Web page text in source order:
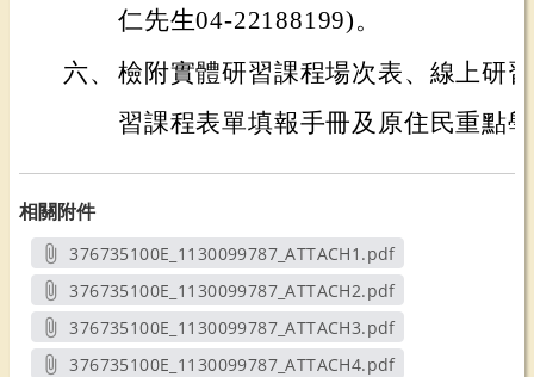
仁先生04-22188199)。
六、 檢附實體研習課程場次表、線上研
習課程表單填報手冊及原住民重點
相關附件
376735100E_1130099787_ATTACH1.pdf
另開新視窗
376735100E_1130099787_ATTACH2.pdf
另開新視窗
376735100E_1130099787_ATTACH3.pdf
另開新視窗
376735100E_1130099787_ATTACH4.pdf